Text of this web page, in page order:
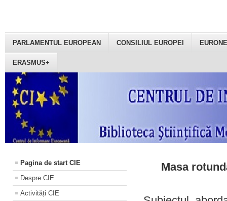
PARLAMENTUL EUROPEAN CONSILIUL EUROPEI
ERASMUS+
Pagina de start CIE
Despre CIE
Activități CIE
Masa